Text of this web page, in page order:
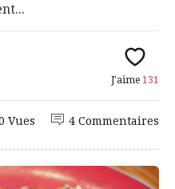
J'aime 131
4 Commentaires
Vues